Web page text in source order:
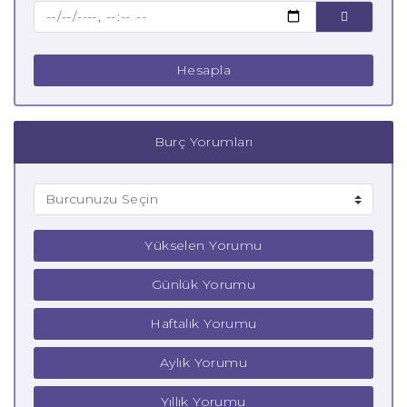
Hesapla
Burç Yorumları
Yükselen Yorumu
Günlük Yorumu
Haftalık Yorumu
Aylık Yorumu
Yıllık Yorumu